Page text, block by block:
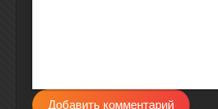
Добавить комментарий